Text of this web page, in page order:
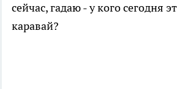
сейчас, гадаю - у кого сегодня
каравай?